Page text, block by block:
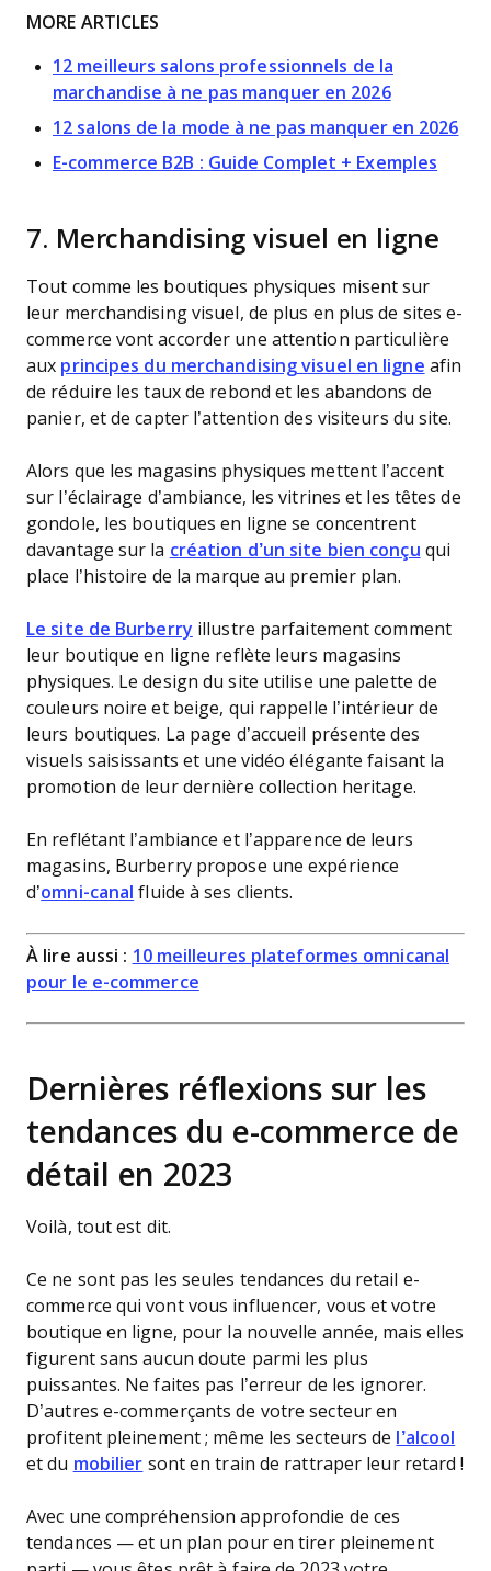
MORE ARTICLES
12 meilleurs salons professionnels de la
marchandise à ne pas manquer en 2026
12 salons de la mode à ne pas manquer en 2026
E-commerce B2B : Guide Complet + Exemples
7. Merchandising visuel en ligne
Tout comme les boutiques physiques misent sur
leur merchandising visuel, de plus en plus de sites e-
commerce vont accorder une attention particulière
aux principes du merchandising visuel en ligne afin
de réduire les taux de rebond et les abandons de
panier, et de capter l’attention des visiteurs du site.
Alors que les magasins physiques mettent l’accent
sur l’éclairage d’ambiance, les vitrines et les têtes de
gondole, les boutiques en ligne se concentrent
davantage sur la création d’un site bien conçu qui
place l’histoire de la marque au premier plan.
Le site de Burberry illustre parfaitement comment
leur boutique en ligne reflète leurs magasins
physiques. Le design du site utilise une palette de
couleurs noire et beige, qui rappelle l’intérieur de
leurs boutiques. La page d’accueil présente des
visuels saisissants et une vidéo élégante faisant la
promotion de leur dernière collection heritage.
En reflétant l’ambiance et l’apparence de leurs
magasins, Burberry propose une expérience
d’omni-canal fluide à ses clients.
À lire aussi : 10 meilleures plateformes omnicanal
pour le e-commerce
Dernières réflexions sur les
tendances du e-commerce de
détail en 2023
Voilà, tout est dit.
Ce ne sont pas les seules tendances du retail e-
commerce qui vont vous influencer, vous et votre
boutique en ligne, pour la nouvelle année, mais elles
figurent sans aucun doute parmi les plus
puissantes. Ne faites pas l’erreur de les ignorer.
D’autres e-commerçants de votre secteur en
profitent pleinement ; même les secteurs de
l’alcool
et du mobilier sont en train de rattraper leur retard !
Avec une compréhension approfondie de ces
tendances — et un plan pour en tirer pleinement